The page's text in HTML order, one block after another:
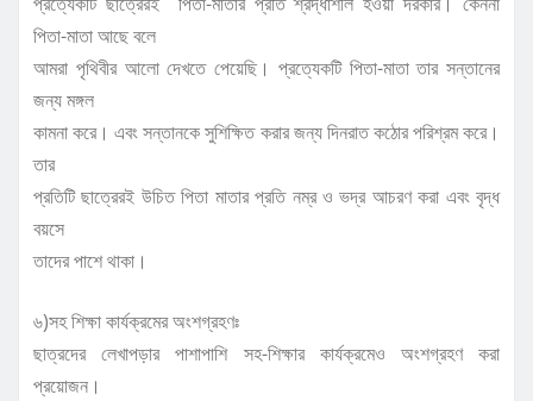
পিতা-মাতা আছে বলে
আমরা পৃথিবীর আলো দেখতে পেয়েছি। প্রত্যেকটি পিতা-মাতা তার সন্তানের
জন্য মঙ্গল
কামনা করে। এবং সন্তানকে সুশিক্ষিত করার জন্য দিনরাত কঠোর পরিশ্রম করে।
তার
প্রতিটি ছাত্রেরই উচিত পিতা মাতার প্রতি নম্র ও ভদ্র আচরণ করা এবং বৃদ্ধ
বয়সে
তাদের পাশে থাকা।
৬)সহ শিক্ষা কার্যক্রমের অংশগ্রহণঃ
ছাত্রদের লেখাপড়ার পাশাপাশি সহ-শিক্ষার কার্যক্রমেও অংশগ্রহণ করা
প্রয়োজন।